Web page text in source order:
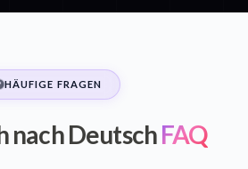
HÄUFIGE FRAGEN
nach DeutschFAQ